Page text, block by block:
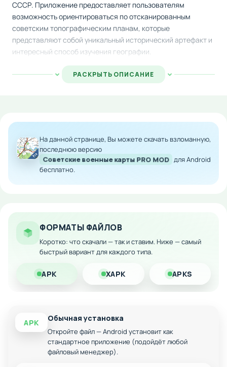
СССР. Приложение предоставляет пользователям
возможность ориентироваться по отсканированным
советским топографическим планам, которые
представляют собой уникальный исторический артефакт и
интересный способ изучения географии.
Функциональность приложения включает определение
текущего местоположения, построение маршрутов между
актуальные карты от Google, которые содержат более
полную и свежую информацию о современных объектах
инфраструктуры.
Особенности мода:
Полный набор навигационных инструментов и
функций
Возможность переключения на современные
Интуитивный интерфейс с необычным дизайном
Отслеживание параметров движения и скорости
Скачайте модифицированную версию на Android и
откройте для себя необычный способ навигации с
историческим колоритом советской картографии.
РАСКРЫТЬ ОПИСАНИЕ
На данной странице, Вы можете скачать взломанную,
последнюю версию
Советские военные карты PRO MOD для Android
бесплатно.
ФОРМАТЫ ФАЙЛОВ
Коротко: что скачали — так и ставим. Ниже — самый
быстрый вариант для каждого типа.
APK XAPK APKS
APK Обычная установка
Откройте файл — Android установит как
стандартное приложение (подойдёт любой
файловый менеджер).